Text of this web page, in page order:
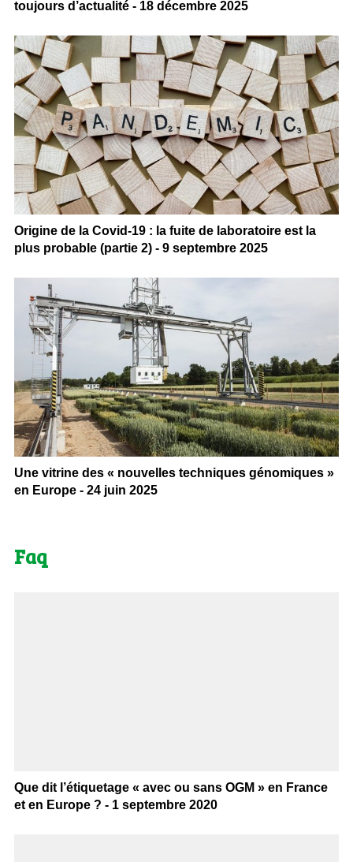
toujours d’actualité - 18 décembre 2025
Origine de la Covid-19 : la fuite de laboratoire est la
plus probable (partie 2) - 9 septembre 2025
Une vitrine des « nouvelles techniques génomiques »
en Europe - 24 juin 2025
Faq
Que dit l’étiquetage « avec ou sans OGM » en France
et en Europe ? - 1 septembre 2020